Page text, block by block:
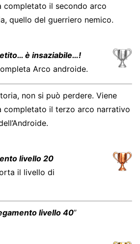
completato il secondo arco
quello del guerriero nemico.
è insaziabile…!
Arco androide.
non si può perdere. Viene
completato il terzo arco narrativo
livello 20
il livello di
livello 40”